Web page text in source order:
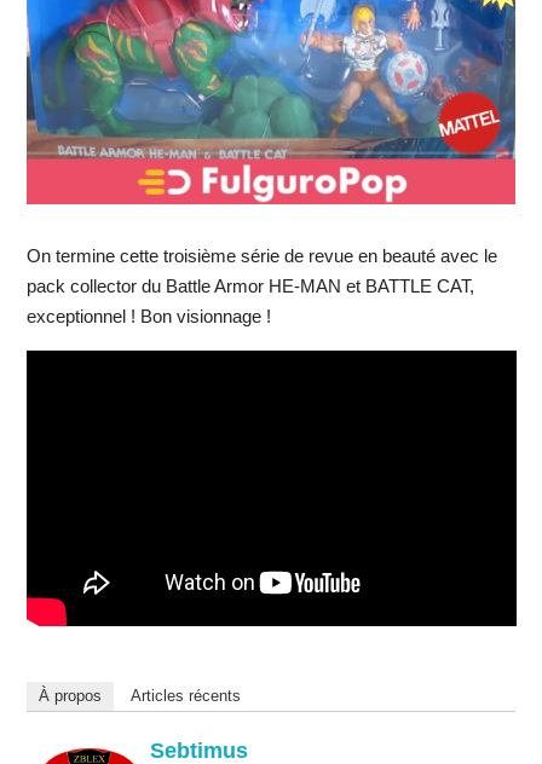
On termine cette troisième série de revue en beauté avec le
pack collector du Battle Armor HE-MAN et BATTLE CAT,
exceptionnel ! Bon visionnage !
À propos Articles récents
Sebtimus